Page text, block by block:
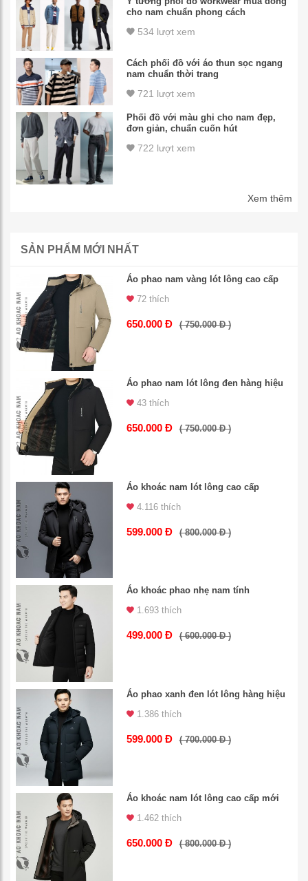
cho nam chuẩn phong cách
534 lượt xem
Cách phối đồ với áo thun sọc ngang
nam chuẩn thời trang
721 lượt xem
Phối đồ với màu ghi cho nam đẹp,
đơn giản, chuẩn cuốn hút
722 lượt xem
Xem thêm
SẢN PHẨM MỚI NHẤT
Áo phao nam vàng lót lông cao cấp
72 thích
650.000 Đ ( 750.000 Đ )
Áo phao nam lót lông đen hàng hiệu
43 thích
650.000 Đ ( 750.000 Đ )
Áo khoác nam lót lông cao cấp
4.116 thích
599.000 Đ ( 800.000 Đ )
Áo khoác phao nhẹ nam tính
1.693 thích
499.000 Đ ( 600.000 Đ )
Áo phao xanh đen lót lông hàng hiệu
1.386 thích
599.000 Đ ( 700.000 Đ )
Áo khoác nam lót lông cao cấp mới
1.462 thích
650.000 Đ ( 800.000 Đ )